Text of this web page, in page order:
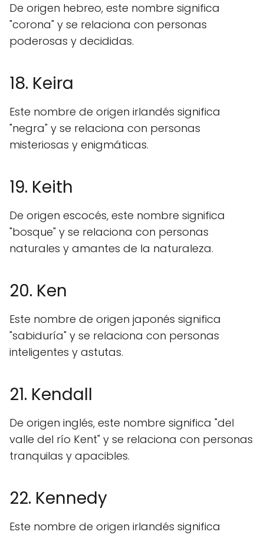
De origen hebreo, este nombre significa
"corona" y se relaciona con personas
poderosas y decididas.
18. Keira
Este nombre de origen irlandés significa
"negra" y se relaciona con personas
misteriosas y enigmáticas.
19. Keith
De origen escocés, este nombre significa
"bosque" y se relaciona con personas
naturales y amantes de la naturaleza.
20. Ken
Este nombre de origen japonés significa
"sabiduría" y se relaciona con personas
inteligentes y astutas.
21. Kendall
De origen inglés, este nombre significa "del
valle del río Kent" y se relaciona con personas
tranquilas y apacibles.
22. Kennedy
Este nombre de origen irlandés significa